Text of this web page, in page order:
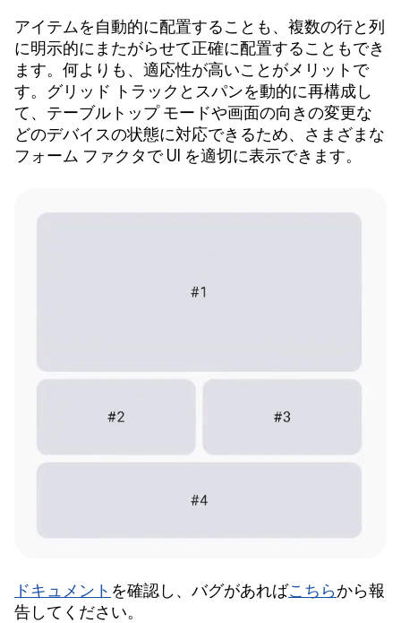
アイテムを自動的に配置することも、複数の行と列
に明示的にまたがらせて正確に配置することもでき
ます。何よりも、適応性が高いことがメリットで
す。グリッド トラックとスパンを動的に再構成し
て、テーブルトップ モードや画面の向きの変更な
どのデバイスの状態に対応できるため、さまざまな
フォーム ファクタで UI を適切に表示できます。
ドキュメント を確認し、バグがあればこちらから報
告してください。